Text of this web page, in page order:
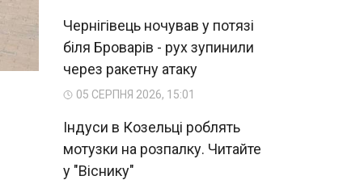
Чернігівець ночував у потязі
біля Броварів - рух зупинили
через ракетну атаку
05 СЕРПНЯ 2026, 15:01
Індуси в Козельці роблять
мотузки на розпалку. Читайте
у "Віснику"